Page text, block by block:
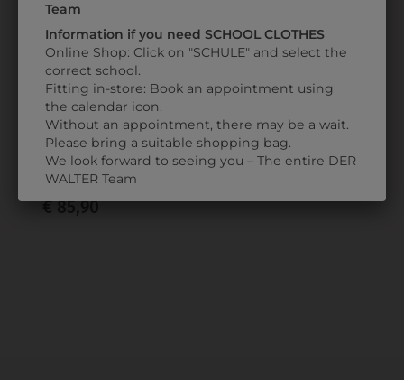
367271770029
HEMD
LANGARM
MODERN
€ 85,90
Team
Information if you need SCHOOL CLOTHES
Online Shop: Click on "SCHULE" and select the
correct school.
Fitting in-store: Book an appointment using
the calendar icon.
Without an appointment, there may be a wait.
Please bring a suitable shopping bag.
We look forward to seeing you – The entire DER
WALTER Team